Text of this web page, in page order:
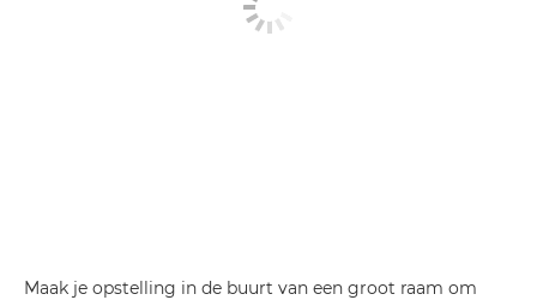
Maak je opstelling in de buurt van een groot raam om